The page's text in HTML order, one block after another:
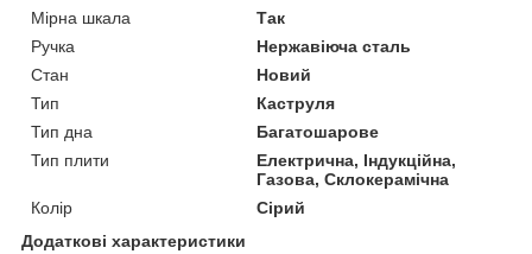
Мірна шкала
Так
Ручка
Нержавіюча сталь
Стан
Новий
Тип
Каструля
Тип дна
Багатошарове
Тип плити
Електрична, Індукційна,
Газова, Склокерамічна
Колір
Сірий
Додаткові характеристики